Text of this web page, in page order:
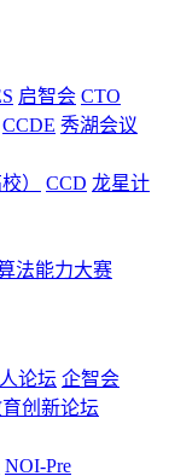
启智会 CTO
CCDE 秀湖会议
） CCD 龙星计
法能力大赛
论坛 企智会
创新论坛
NOI-Pre